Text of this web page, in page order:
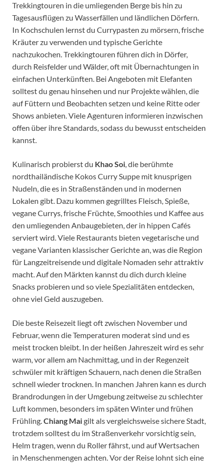
Trekkingtouren in die umliegenden Berge bis hin zu
Tagesausflügen zu Wasserfällen und ländlichen Dörfern.
In Kochschulen lernst du Currypasten zu mörsern, frische
Kräuter zu verwenden und typische Gerichte
nachzukochen. Trekkingtouren führen dich in Dörfer,
durch Reisfelder und Wälder, oft mit Übernachtungen in
einfachen Unterkünften. Bei Angeboten mit Elefanten
solltest du genau hinsehen und nur Projekte wählen, die
auf Füttern und Beobachten setzen und keine Ritte oder
Shows anbieten. Viele Agenturen informieren inzwischen
offen über ihre Standards, sodass du bewusst entscheiden
kannst.
Kulinarisch probierst du Khao Soi, die berühmte
nordthailändische Kokos Curry Suppe mit knusprigen
Nudeln, die es in Straßenständen und in modernen
Lokalen gibt. Dazu kommen gegrilltes Fleisch, Spieße,
vegane Currys, frische Früchte, Smoothies und Kaffee aus
den umliegenden Anbaugebieten, der in hippen Cafés
serviert wird. Viele Restaurants bieten vegetarische und
vegane Varianten klassischer Gerichte an, was die Region
für Langzeitreisende und digitale Nomaden sehr attraktiv
macht. Auf den Märkten kannst du dich durch kleine
Snacks probieren und so viele Spezialitäten entdecken,
ohne viel Geld auszugeben.
Die beste Reisezeit liegt oft zwischen November und
Februar, wenn die Temperaturen moderat sind und es
meist trocken bleibt. In der heißen Jahreszeit wird es sehr
warm, vor allem am Nachmittag, und in der Regenzeit
schwüler mit kräftigen Schauern, nach denen die Straßen
schnell wieder trocknen. In manchen Jahren kann es durch
Brandrodungen in der Umgebung zeitweise zu schlechter
Luft kommen, besonders im späten Winter und frühen
Frühling.Chiang Maigilt als vergleichsweise sichere Stadt,
trotzdem solltest du im Straßenverkehr vorsichtig sein,
Helm tragen, wenn du Roller fährst, und auf Wertsachen
in Menschenmengen achten. Vor der Reise lohnt sich eine